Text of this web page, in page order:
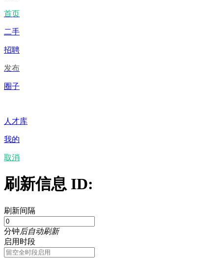
首页
二手
招聘
发布
圈子
人才库
我的
取消
刷新信息 ID:
刷新间隔
分钟后自动刷新
启用时段